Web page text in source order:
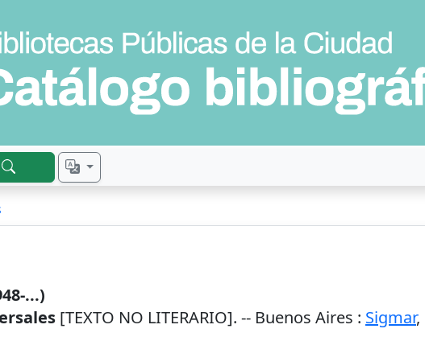
...)
[TEXTO NO LITERARIO]. -- Buenos Aires : Sigmar,